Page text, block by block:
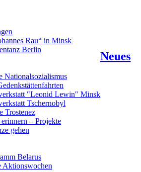
Rau“ in Minsk
Berlin
Nationalsozialismus
"Leonid Lewin" Minsk
Tschernobyl
Trostenez
– Projekte
gehen
Belarus
Aktionswochen
Neues